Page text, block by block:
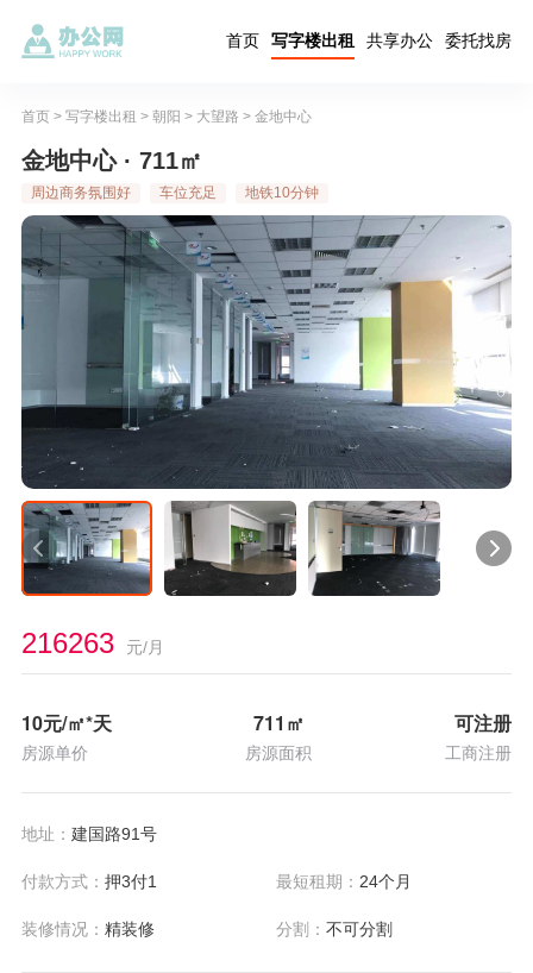
首页 写字楼出租 共享办公 委托找房
首页> 写字楼出租 > 朝阳 > 大望路 > 金地中心
金地中心 · 711㎡
周边商务氛围好 车位充足 地铁10分钟
216263 元/月
10元/㎡*天
房源单价
711 ㎡
房源面积
可注册
工商注册
地址： 建国路91号
付款方式： 押3付1 最短租期： 24个月
装修情况： 精装修 分割：不可分割